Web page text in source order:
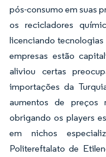
pós-consumo em suas
os recicladores
licenciando
empresas estão
aliviou certas
importações da
aumentos de preços
obrigando os players
em nichos
Politereftalato de